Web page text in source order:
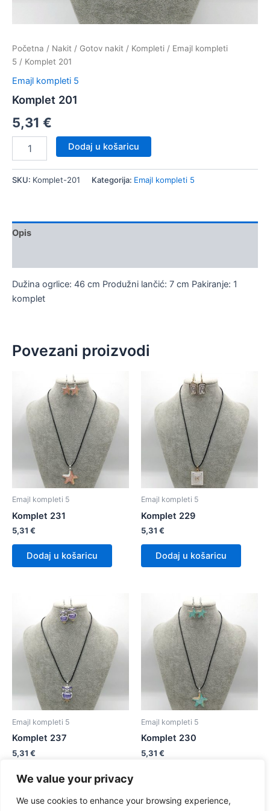
We value your privacy
We use cookies to enhance your browsing experience,
Početna / Nakit / Gotov nakit / Kompleti / Emajl kompleti
5 / Komplet 201
Emajl kompleti 5
Komplet 201
5,31 €
Dodaj u košaricu
SKU: Komplet-201 Kategorija: Emajl kompleti 5
Opis
Dužina ogrlice: 46 cm Produžni lančić: 7 cm Pakiranje: 1
komplet
Povezani proizvodi
Emajl kompleti 5
Komplet 231
5,31 €
Dodaj u košaricu
Emajl kompleti 5
Komplet 229
5,31 €
Dodaj u košaricu
Emajl kompleti 5
Komplet 237
5,31 €
Dodaj u košaricu
Emajl kompleti 5
Komplet 230
5,31 €